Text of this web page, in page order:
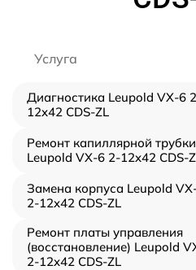
Услуга
Диагностика Leupold VX-6
12x42 CDS-ZL
Ремонт капиллярной трубки
Leupold VX-6 2-12x42 CDS-
Замена корпуса Leupold
2-12x42 CDS-ZL
Ремонт платы управления
(восстановление) Leupold
2-12x42 CDS-ZL